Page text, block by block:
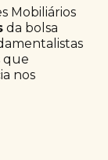
Mobiliários
da bolsa
que
nos